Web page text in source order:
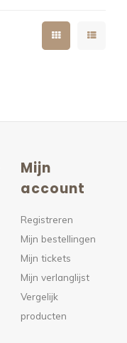
Mijn
account
Registreren
Mijn bestellingen
Mijn tickets
Mijn verlanglijst
Vergelijk
producten